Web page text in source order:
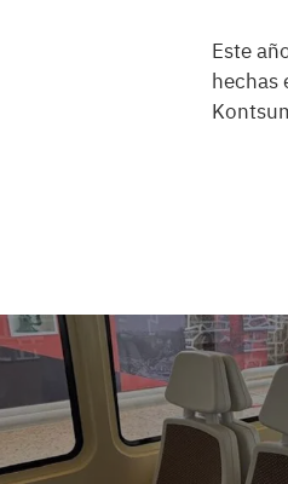
Este
hechas